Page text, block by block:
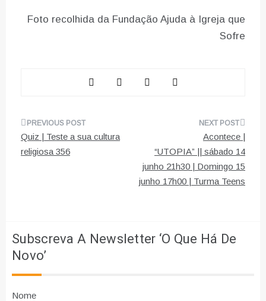
Foto recolhida da Fundação Ajuda à Igreja que
Sofre
Navegação
de
Quiz | Teste a sua cultura
religiosa 356
Acontece |
“UTOPIA” || sábado 14
junho 21h30 | Domingo 15
junho 17h00 | Turma Teens
Subscreva A Newsletter ‘O Que Há De
Novo’
Nome